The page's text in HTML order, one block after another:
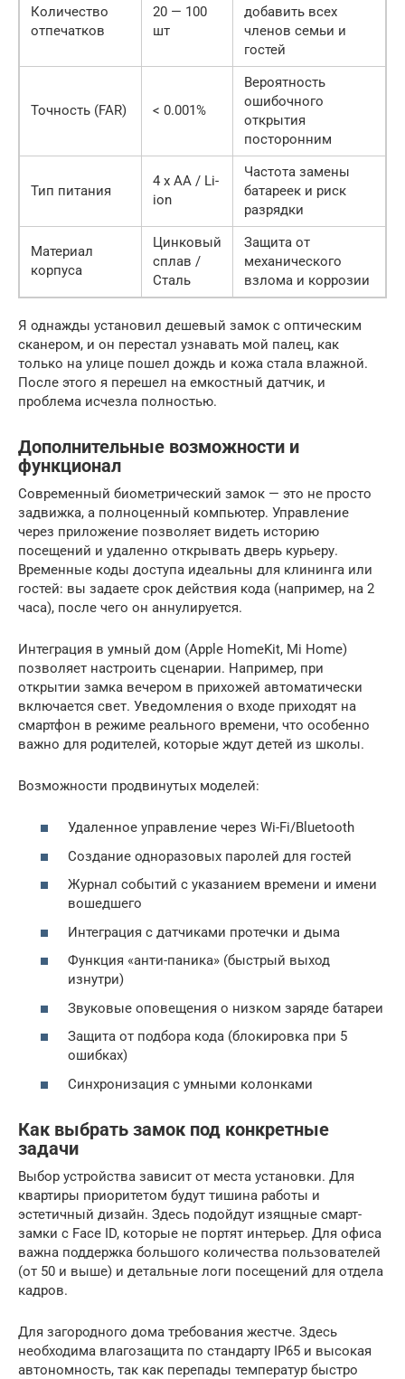
Количество
отпечатков
20 — 100
шт
добавить всех
членов семьи и
гостей
Точность (FAR) < 0.001%
Вероятность
ошибочного
открытия
посторонним
Тип питания
4 x AA / Li-
ion
Частота замены
батареек и риск
разрядки
Материал
корпуса
Цинковый
сплав /
Сталь
Защита от
механического
взлома и коррозии
Я однажды установил дешевый замок с оптическим
сканером, и он перестал узнавать мой палец, как
только на улице пошел дождь и кожа стала влажной.
После этого я перешел на емкостный датчик, и
проблема исчезла полностью.
Дополнительные возможности и
функционал
Современный биометрический замок — это не просто
задвижка, а полноценный компьютер. Управление
через приложение позволяет видеть историю
посещений и удаленно открывать дверь курьеру.
Временные коды доступа идеальны для клининга или
гостей: вы задаете срок действия кода (например, на 2
часа), после чего он аннулируется.
Интеграция в умный дом (Apple HomeKit, Mi Home)
позволяет настроить сценарии. Например, при
открытии замка вечером в прихожей автоматически
включается свет. Уведомления о входе приходят на
смартфон в режиме реального времени, что особенно
важно для родителей, которые ждут детей из школы.
Возможности продвинутых моделей:
Удаленное управление через Wi-Fi/Bluetooth
Создание одноразовых паролей для гостей
Журнал событий с указанием времени и имени
вошедшего
Интеграция с датчиками протечки и дыма
Функция «анти-паника» (быстрый выход
изнутри)
Звуковые оповещения о низком заряде батареи
Защита от подбора кода (блокировка при 5
ошибках)
Синхронизация с умными колонками
Как выбрать замок под конкретные
задачи
Выбор устройства зависит от места установки. Для
квартиры приоритетом будут тишина работы и
эстетичный дизайн. Здесь подойдут изящные смарт-
замки с Face ID, которые не портят интерьер. Для офиса
важна поддержка большого количества пользователей
(от 50 и выше) и детальные логи посещений для отдела
кадров.
Для загородного дома требования жестче. Здесь
необходима влагозащита по стандарту IP65 и высокая
автономность, так как перепады температур быстро